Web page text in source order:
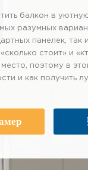
балкон в
разумных
панелек,
стоит» и
поэтому в
и как получить